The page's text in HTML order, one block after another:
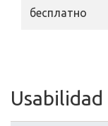
бесплатно
Usabilidad